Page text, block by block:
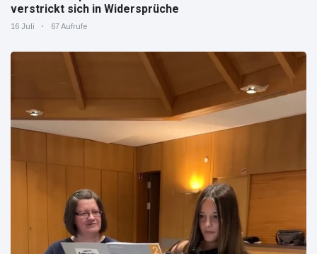
verstrickt sich in Widersprüche
16 Juli 67 Aufrufe